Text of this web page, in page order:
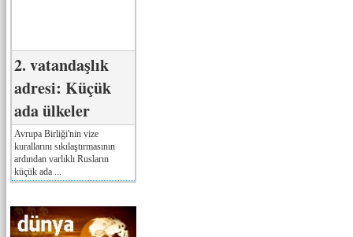
2. vatandaşlık
adresi: Küçük
ada ülkeler
Avrupa Birliği'nin vize
kurallarını sıkılaştırmasının
ardından varlıklı Rusların
küçük ada ...